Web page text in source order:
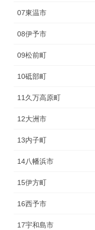
07東温市
08伊予市
09松前町
10砥部町
11久万高原町
12大洲市
13内子町
14八幡浜市
15伊方町
16西予市
17宇和島市